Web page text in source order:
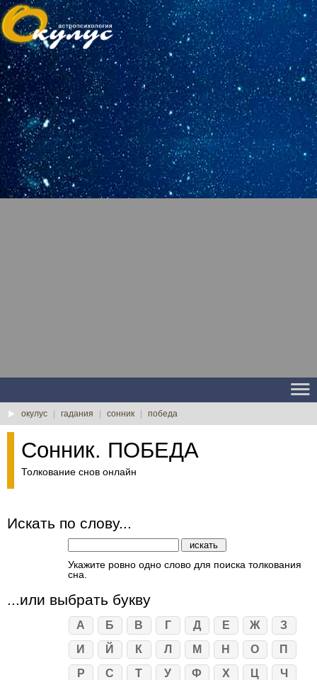
окулус гадания сонник победа
Сонник. ПОБЕДА
Толкование снов онлайн
Искать по слову...
Укажите ровно одно слово для поиска толкования
сна.
...или выбрать букву
А Б В Г Д Е Ж
З
И
Й К Л М Н О
П
Р
С Т У Ф Х Ц
Ч